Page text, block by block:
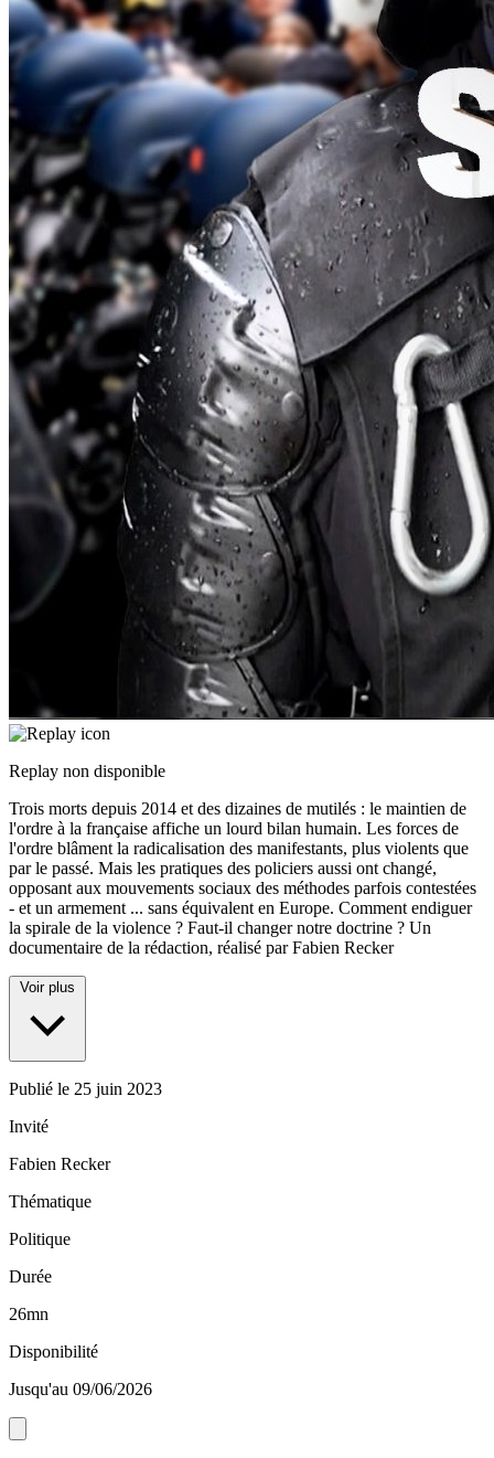
Replay non disponible
Trois morts depuis 2014 et des dizaines de mutilés : le maintien de
l'ordre à la française affiche un lourd bilan humain. Les forces de
l'ordre blâment la radicalisation des manifestants, plus violents que
par le passé. Mais les pratiques des policiers aussi ont changé,
opposant aux mouvements sociaux des méthodes parfois contestées
- et un armement ... sans équivalent en Europe. Comment endiguer
la spirale de la violence ? Faut-il changer notre doctrine ? Un
documentaire de la rédaction, réalisé par Fabien Recker
Voir plus
Publié le 25 juin 2023
Invité
Fabien Recker
Thématique
Politique
Durée
26mn
Disponibilité
Jusqu'au 09/06/2026